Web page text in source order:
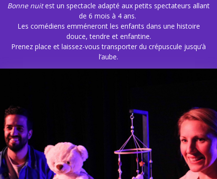
Bonne nuitest un spectacle adapté aux petits spectateurs allant
de 6 mois à 4 ans.
Les comédiens emméneront les enfants dans une histoire
douce, tendre et enfantine.
Prenez place et laissez-vous transporter du crépuscule jusqu’à
l’aube.